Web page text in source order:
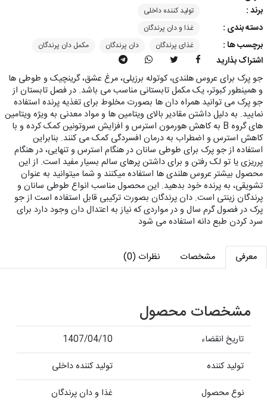
برند :
تولید کننده داخلی
دسته بندی : غذا و دان پرندگان
برچسب ها : غذای پرندگان دان پرندگان مکمل دان پرندگان
اشتراک بذارید
جو پرک برای عروس هلندی، کوتوله برزیلی، مرغ عشق، گرینچیک و طوطی ها
و همینطور کبوتر، یک مکمل تابستانی مناسب می باشد. در فصل تابستان از
جو پرک می توانید همراه دان ها بصورت مخلوط برای تغذیه پرنده استفاده
نمایید. به دلیل داشتن مقادیر بالای ویتامین ها و مواد معدنی به ویژه ویتامین
های گروه B به کاهش هورمون استرس و افزایش سروتونین کمک کرده و با
کاهش استرس و اضطراب به درمان افسردگی کمک می کنند. بنابراین
استفاده از جو پرک برای طوطی سانان در هنگام استرس و تنهایی، در هنگام
پرریزی یا تو لک رفتن و برای داشتن پرهای سالم بسیار مفید است. از این
محصول بیشتر عروس هلندی ها استفاده میکنند و شما میتوانید به عنوان
تشویقی، به پرنده خود بدهید. این محصول مناسب انواع طوطی سانان و
پرندگان زینتی است. دان پرندگان بصورت ترکیبی قابل استفاده است از جو
پرک در فصول گرم سال و در مواردی که نیاز به اعتدال دان وجود دارد برای
سرد کردن طبع دانه استفاده می شود
معرفی مشخصات نظرات (0)
مشخصات محصول
تاریخ انقضاء
1407/04/10
تولید کننده
تولید کننده داخلی
نوع محصول
غذا و دان پرندگان